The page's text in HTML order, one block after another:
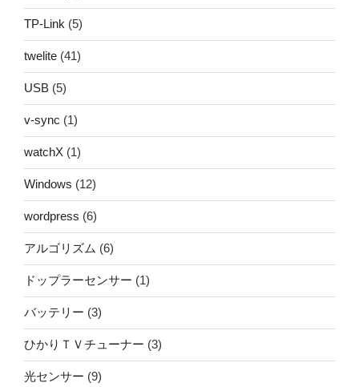
TP-Link (5)
twelite (41)
USB (5)
v-sync (1)
watchX (1)
Windows (12)
wordpress (6)
アルゴリズム (6)
ドップラーセンサー (1)
バッテリー (3)
ひかりＴＶチューナー (3)
光センサー (9)